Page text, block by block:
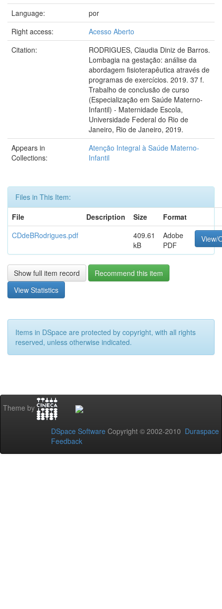
Language:
por
Right access:
Acesso Aberto
Citation:
RODRIGUES, Claudia Diniz de Barros.
Lombagia na gestação: análise da
abordagem fisioterapêutica através de
programas de exercícios. 2019. 37 f.
Trabalho de conclusão de curso
(Especialização em Saúde Materno-
Infantil) - Maternidade Escola,
Universidade Federal do Rio de
Janeiro, Rio de Janeiro, 2019.
Appears in
Collections:
Atenção Integral à Saúde Materno-
Infantil
Files in This Item:
File
Description Size
Format
CDdeBRodrigues.pdf
409.61
kB
Adobe
PDF
View/
Show full item record
Recommend this item
View Statistics
Items in DSpace are protected by copyright, with all rights
reserved, unless otherwise indicated.
Theme by
DSpace Software Copyright © 2002-2010 Duraspace
Feedback